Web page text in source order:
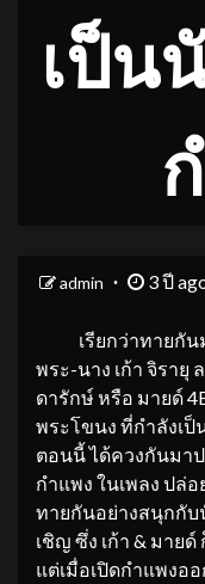
เป็น
admin 3 ปี
เรียกว่าทายกันมั
พระ-นาง เก้า จิรา
ดารักษ์ หรือ มายด์
พระโขนง ที่กำลังเป็
ตอนนี้ ได้ควงกันมา
กำแพง ในเพลง ปล่
ทายกันอย่างสนุกกับ
เชิญ ซึ่ง เก้า & มาย
แต่เมื่อเปิดกำแพงอ